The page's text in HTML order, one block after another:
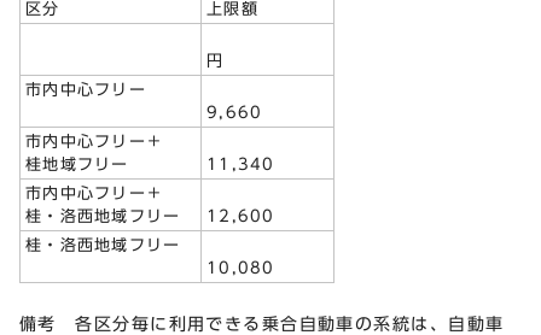
区分
上限額
円
市内中心フリー
9,660
市内中心フリー＋
桂地域フリー
11,340
市内中心フリー＋
桂・洛西地域フリー
12,600
桂・洛西地域フリー
10,080
備考 各区分毎に利用できる乗合自動車の系統は、自動車